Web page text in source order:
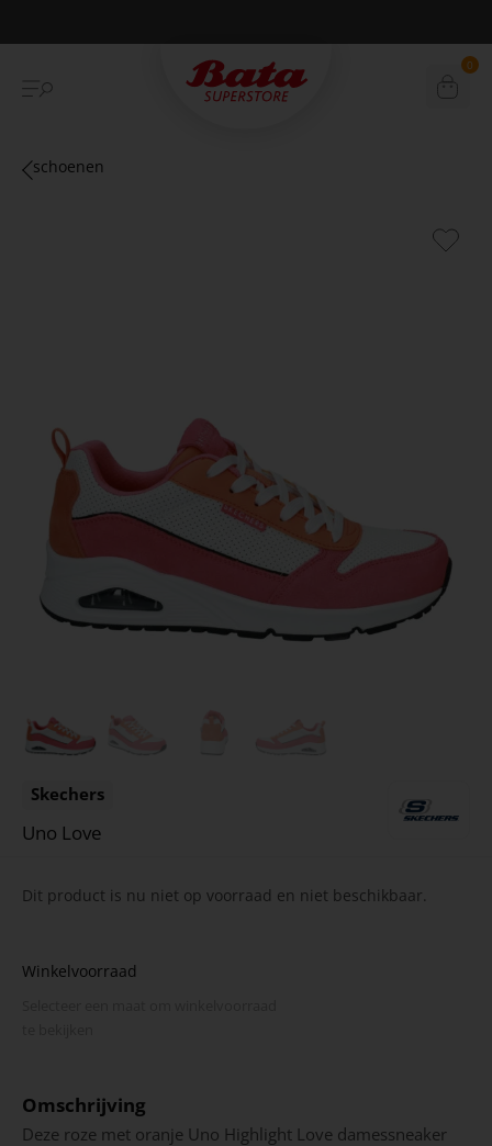
Betaal achteraf met Klarna 0
schoenen
Skechers
Uno Love
Dit product is nu niet op voorraad en niet beschikbaar.
Winkelvoorraad
Omschrijving
Deze roze met oranje Uno Highlight Love damessneaker